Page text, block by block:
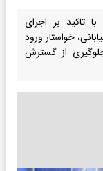
تاکید بر اجرای
خواستار ورود
از گسترش